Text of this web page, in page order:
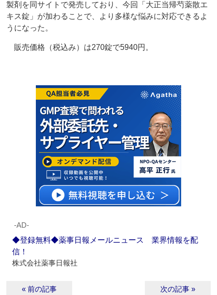
製剤を同サイトで発売しており、今回「大正当帰芍薬散エ
キス錠」が加わることで、より多様な悩みに対応できるよ
うになった。
販売価格（税込み）は270錠で5940円。
‐AD‐
◆登録無料◆薬事日報メールニュース 業界情報を配
信！
株式会社薬事日報社
« 前の記事 次の記事 »